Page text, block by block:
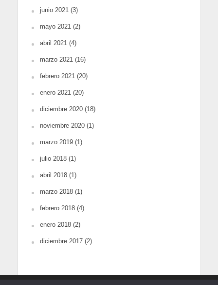
junio 2021 (3)
mayo 2021 (2)
abril 2021 (4)
marzo 2021 (16)
febrero 2021 (20)
enero 2021 (20)
diciembre 2020(18)
noviembre 2020(1)
marzo 2019(1)
julio 2018(1)
abril 2018(1)
marzo 2018(1)
febrero 2018(4)
enero 2018(2)
diciembre 2017(2)